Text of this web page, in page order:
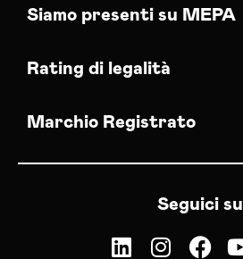
Siamo presenti su MEPA
Rating di legalità
Marchio Registrato
Seguici su